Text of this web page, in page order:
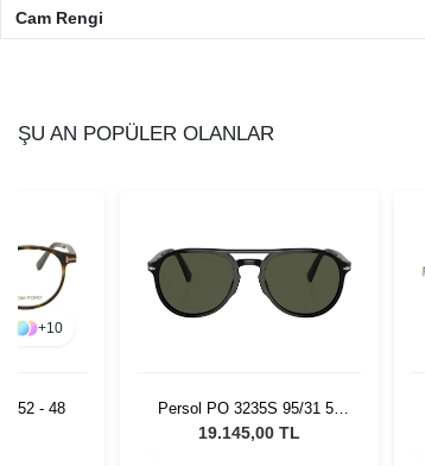
Cam Rengi
ŞU AN POPÜLER OLANLAR
+10
052 - 48
Persol PO 3235S 95/31 55
Unisex Güneş Gözlüğü
19.145,00 TL